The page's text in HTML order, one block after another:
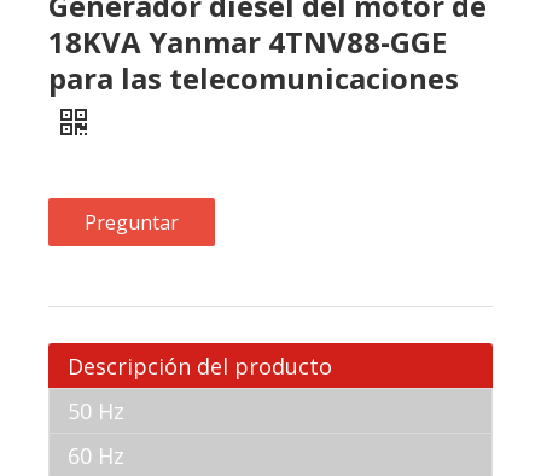
Preguntar
Descripción del producto
50 Hz
MECCA POWER Generador diésel
con motor Yanmar 4TNV88-GGE de
18 KVA para telecomunicaciones